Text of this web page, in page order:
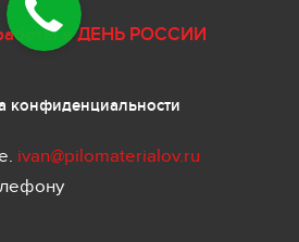
в ДЕНЬ РОССИИ
конфиденциальности
ivan@pilomaterialov.ru